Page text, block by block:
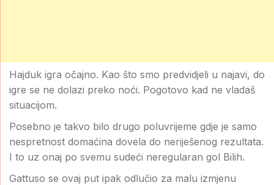
Hajduk igra očajno. Kao što smo predvidjeli u najavi, do
igre se ne dolazi preko noći. Pogotovo kad ne vladaš
situacijom.
Posebno je takvo bilo drugo poluvrijeme gdje je samo
nespretnost domaćina dovela do neriješenog rezultata.
I to uz onaj po svemu sudeći neregularan gol Bilih.
Gattuso se ovaj put ipak odlučio za malu izmjenu